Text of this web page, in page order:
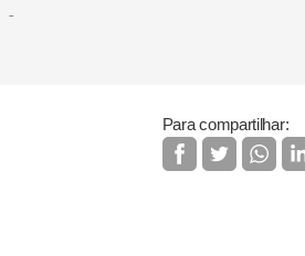
Para compartilhar: